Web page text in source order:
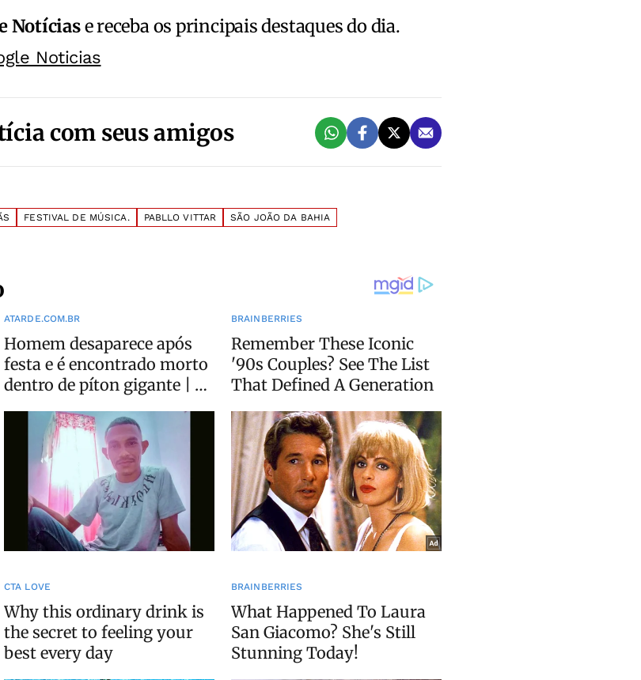
Notíciase receba os principais destaques do dia.
Noticias
com seus amigos
FESTIVAL DE MÚSICA. PABLLO VITTAR
SÃO JOÃO DA BAHIA